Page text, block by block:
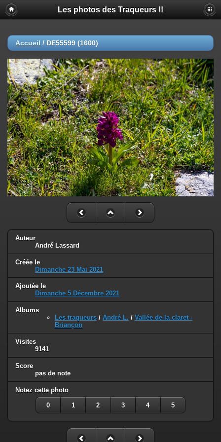
Les photos des Traqueurs !!
Accueil / DE55599 (1600)
Auteur
André Lassard
Créée le
Dimanche 23 Mai 2021
Ajoutée le
Dimanche 5 Décembre 2021
Albums
Les traqueurs / André L. / Vallée de la claret -
Briançon
Visites
9141
Score
pas de note
Notez cette photo
0 1 2 3 4 5